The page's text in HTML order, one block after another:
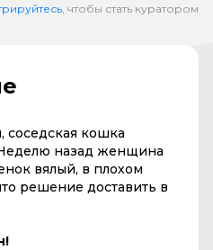
, чтобы стать куратором
соседская кошка
Неделю назад женщина
вялый, в плохом
решение доставить в